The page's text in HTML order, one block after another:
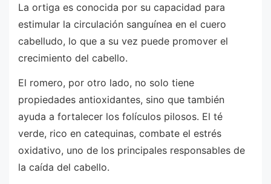
La ortiga es conocida por su capacidad para
estimular la circulación sanguínea en el cuero
cabelludo, lo que a su vez puede promover el
crecimiento del cabello.
El romero, por otro lado, no solo tiene
propiedades antioxidantes, sino que también
ayuda a fortalecer los folículos pilosos. El té
verde, rico en catequinas, combate el estrés
oxidativo, uno de los principales responsables de
la caída del cabello.